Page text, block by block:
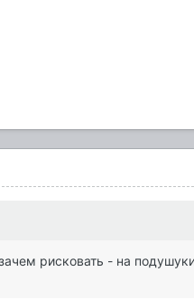
рисковать - на